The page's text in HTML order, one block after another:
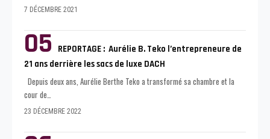
7 DÉCEMBRE 2021
REPORTAGE : Aurélie B. Teko l’entrepreneure de
21 ans derrière les sacs de luxe DACH
Depuis deux ans, Aurélie Berthe Teko a transformé sa chambre et la
cour de…
23 DÉCEMBRE 2022